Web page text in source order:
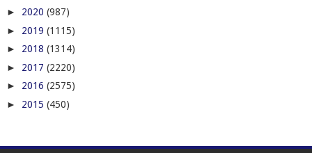
► 2020 (987)
► 2019 (1115)
► 2018 (1314)
► 2017 (2220)
► 2016 (2575)
► 2015 (450)